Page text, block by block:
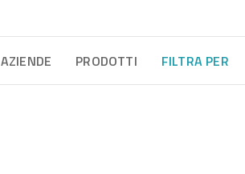
AZIENDE PRODOTTI FILTRA PER